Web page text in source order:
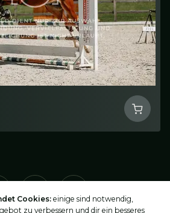
Cookies: einige sind notwendig,
zu verbessern und dir ein besseres